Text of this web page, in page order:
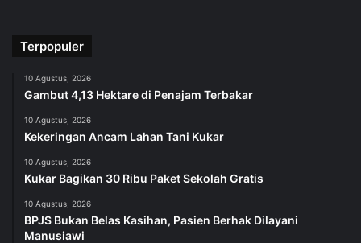
Terpopuler
10 Agustus, 2026
Gambut 4,13 Hektare di Penajam Terbakar
10 Agustus, 2026
Kekeringan Ancam Lahan Tani Kukar
10 Agustus, 2026
Kukar Bagikan 30 Ribu Paket Sekolah Gratis
10 Agustus, 2026
BPJS Bukan Belas Kasihan, Pasien Berhak Dilayani
Manusiawi